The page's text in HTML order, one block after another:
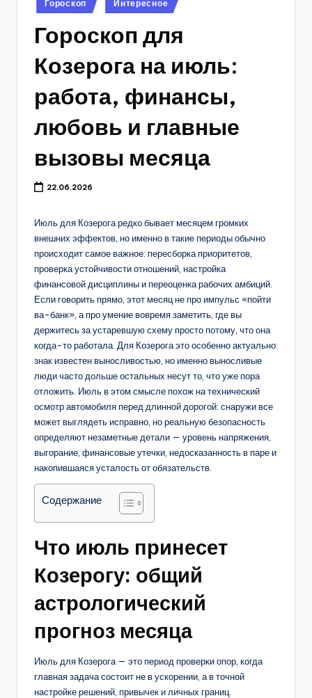
в
Гороскоп Интересное
Гороскоп для
Козерога на июль:
работа, финансы,
любовь и главные
вызовы месяца
22.06.2026
Июль для Козерога редко бывает месяцем громких
внешних эффектов, но именно в такие периоды обычно
происходит самое важное: пересборка приоритетов,
проверка устойчивости отношений, настройка
финансовой дисциплины и переоценка рабочих амбиций.
Если говорить прямо, этот месяц не про импульс «пойти
ва-банк», а про умение вовремя заметить, где вы
держитесь за устаревшую схему просто потому, что она
когда-то работала. Для Козерога это особенно актуально:
знак известен выносливостью, но именно выносливые
люди часто дольше остальных несут то, что уже пора
отложить. Июль в этом смысле похож на технический
осмотр автомобиля перед длинной дорогой: снаружи все
может выглядеть исправно, но реальную безопасность
определяют незаметные детали — уровень напряжения,
выгорание, финансовые утечки, недосказанность в паре и
накопившаяся усталость от обязательств.
Содержание
Что июль принесет
Козерогу: общий
астрологический
прогноз месяца
Июль для Козерога — это период проверки опор, когда
главная задача состоит не в ускорении, а в точной
настройке решений, привычек и личных границ.